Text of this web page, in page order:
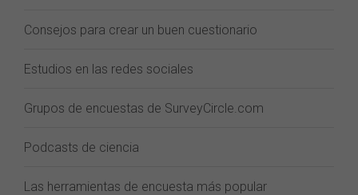
Consejos para crear un buen cuestionario
Estudios en las redes sociales
Grupos de encuestas de SurveyCircle.com
Podcasts de ciencia
Las herramientas de encuesta más popular